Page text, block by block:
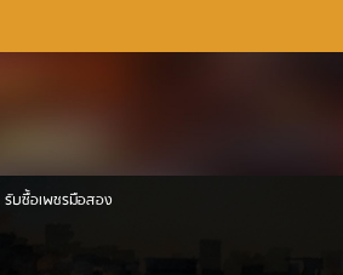
รับซื้อเพชรมือสอง